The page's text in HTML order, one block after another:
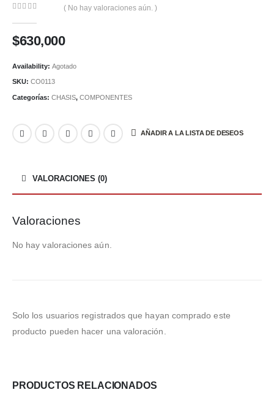
( No hay valoraciones aún. )
$630,000
Availability: Agotado
SKU: CO0113
Categorías: CHASIS, COMPONENTES
AÑADIR A LA LISTA DE DESEOS
VALORACIONES (0)
Valoraciones
No hay valoraciones aún.
Solo los usuarios registrados que hayan comprado este
producto pueden hacer una valoración.
PRODUCTOS RELACIONADOS